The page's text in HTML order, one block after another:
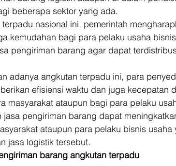
beberapa sektor yang ada.
nasional ini, pemerintah
kemudahan bagi para pelaku usaha
pengiriman barang agar dapat
adanya angkutan terpadu ini, para
efisiensi waktu dan juga kecepatan
masyarakat ataupun bagi para pelaku
pengiriman barang dapat
ataupun para pelaku bisnis usaha
jasa logistik tersebut.
barang angkutan terpadu